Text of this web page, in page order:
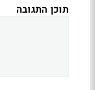
תוכן התגובה